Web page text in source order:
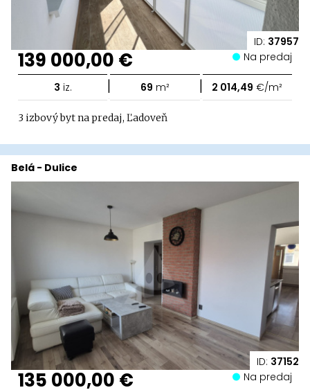
ID: 37957
139 000,00 € Na predaj
3 iz. | 69 m² | 2 014,49 €/m²
3 izbový byt na predaj, Ľadoveň
ID: 37152
Belá - Dulice
135 000,00 € Na predaj